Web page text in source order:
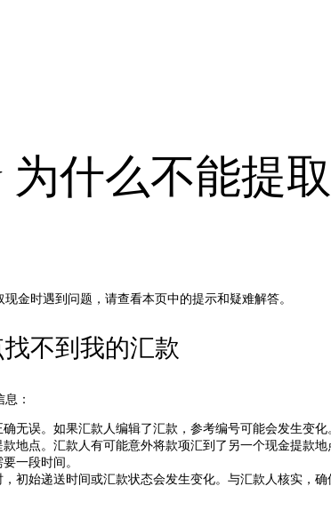
为什么不能提
金时遇到问题，请查看本页中的提示和疑难解答。
不到我的汇款
：
无误。如果汇款人编辑了汇款，参考编号可能会发生变化。
地点。汇款人有可能意外将款项汇到了另一个现金提款
一段时间。
初始递送时间或汇款状态会发生变化。与汇款人核实，确